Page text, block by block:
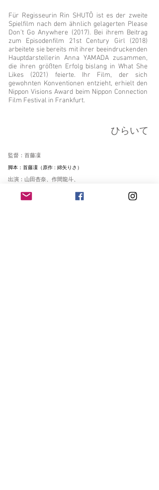
Für Regisseurin Rin SHUTŌ ist es der zweite
Spielfilm nach dem ähnlich gelagerten Please
Don’t Go Anywhere (2017). Bei ihrem Beitrag
zum Episodenfilm 21st Century Girl (2018)
arbeitete sie bereits mit ihrer beeindruckenden
Hauptdarstellerin Anna YAMADA zusammen,
die ihren größten Erfolg bislang in What She
Likes (2021) feierte. Ihr Film, der sich
gewohnten Konventionen entzieht, erhielt den
Nippon Visions Award beim Nippon Connection
Film Festival in Frankfurt.
ひらいて
監督：首藤凜
脚本：首藤凜（原作 : 綿矢りさ）
出演：山田杏奈、作間龍斗、
成績もよくて、明るくて目立つタイプ